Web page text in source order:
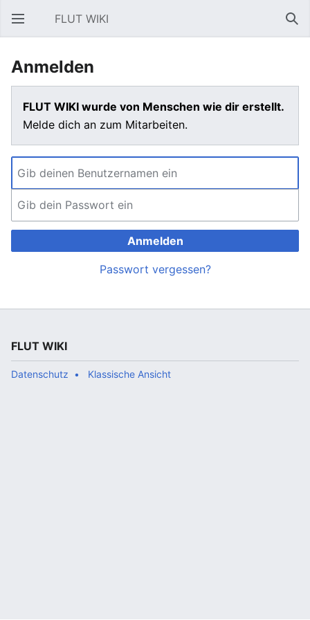
Hauptmenü öffnen FLUT WIKI
Anmelden
FLUT WIKI wurde von Menschen wie dir erstellt.
Melde dich an zum Mitarbeiten.
Anmelden
Passwort vergessen?
FLUT WIKI
Datenschutz Klassische Ansicht